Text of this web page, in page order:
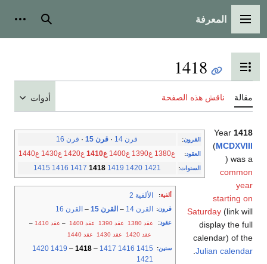
القائمة الرئيسية
المعرفة بحث
تبديل عرض جدول المحتويات
1418
مقالة ناقش هذه الصفحة أدوات
القرون: قرن 14 · قرن 15 · قرن 16
العقود: ع1380 ع1390 ع1400 ع1410 ع1420 ع1430 ع1440
السنوات:
1415 1416 1417 1418 1419 1420 1421
ألفية: الألفية 2
قرون: القرن 14 – القرن 15 – القرن 16
عقود: عقد 1380 عقد 1390 عقد 1400 – عقد 1410
–
عقد 1420
عقد 1430 عقد 1440
سنين:
1415
1416
1417
–
1418
–
1419
1420
1421
Year 1418
(MCDXVIII
) was a
common
year
starting on
Saturday (link will
display the full
calendar) of the
Julian calendar